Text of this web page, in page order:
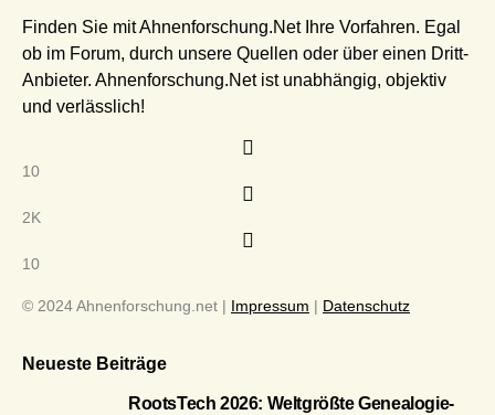
Finden Sie mit Ahnenforschung.Net Ihre Vorfahren. Egal
ob im Forum, durch unsere Quellen oder über einen Dritt-
Anbieter. Ahnenforschung.Net ist unabhängig, objektiv
und verlässlich!
10
2K
10
© 2024 Ahnenforschung.net | Impressum | Datenschutz
Neueste Beiträge
RootsTech 2026: Weltgrößte Genealogie-